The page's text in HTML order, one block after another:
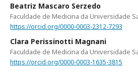
Beatriz Mascaro Serzedo
Faculdade de Medicina da Universidade
https://orcid.org/0000-0003-2312-7293
Clara Perissinotti Magnani
Faculdade de Medicina da Universidade
https://orcid.org/0000-0003-1635-3815